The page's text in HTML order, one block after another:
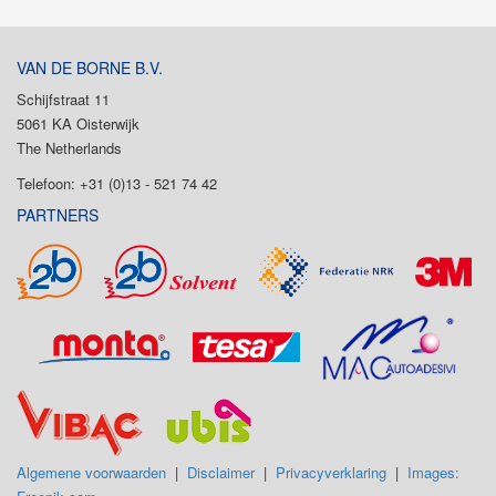
VAN DE BORNE B.V.
Schijfstraat 11
5061 KA Oisterwijk
The Netherlands
Telefoon: +31 (0)13 - 521 74 42
PARTNERS
Algemene voorwaarden | Disclaimer| Privacyverklaring | Images: